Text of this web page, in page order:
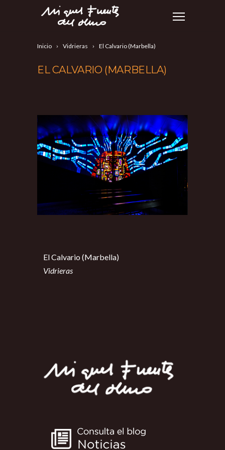
Inicio Vidrieras El Calvario (Marbella)
EL CALVARIO (MARBELLA)
El Calvario (Marbella)
Vidrieras